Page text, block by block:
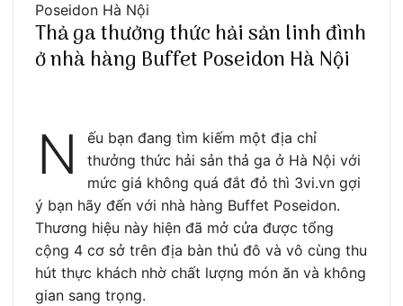
Poseidon Hà Nội
Thả ga thưởng thức hải sản linh đình
ở nhà hàng Buffet Poseidon Hà Nội
N
ếu bạn đang tìm kiếm một địa chỉ
thưởng thức hải sản thả ga ở Hà Nội với
mức giá không quá đắt đỏ thì 3vi.vn gợi
ý bạn hãy đến với nhà hàng Buffet Poseidon.
Thương hiệu này hiện đã mở cửa được tổng
cộng 4 cơ sở trên địa bàn thủ đô và vô cùng thu
hút thực khách nhờ chất lượng món ăn và không
gian sang trọng.